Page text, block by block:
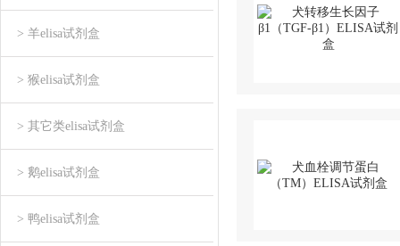
> 羊elisa试剂盒
> 猴elisa试剂盒
> 其它类elisa试剂盒
> 鹅elisa试剂盒
> 鸭elisa试剂盒